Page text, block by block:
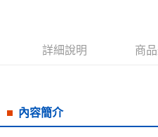
7-11取貨付款
詳細說明 商
內容簡介